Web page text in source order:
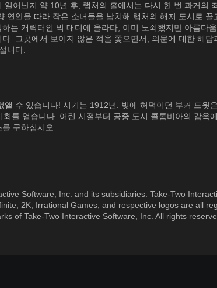
일어난지 약 10년 후, 랩처의 홀에서는 다시 한 번 과거의
연안을 따라 작은 소녀들을 납치해 랩처의 해저 도시로 끌
는 캐릭터인 빅 대디에 올라타, 이미 노쇠했지만 아름다
. 그곳에서 보이지 않은 적을 쫓으면서, 의문에 대한 해답
니다.
앨 수 있습니다! 시기는 1912년. 빚에 허덕이던 부커 드윗
회를 얻습니다. 어린 시절부터 공중 도시 콜롬비아의 감옥
구하십시오.
Software, Inc. and its subsidiaries. Take-Two
2K, Irrational Games, and respective logos are all
of Take-Two Interactive Software, Inc. All rights